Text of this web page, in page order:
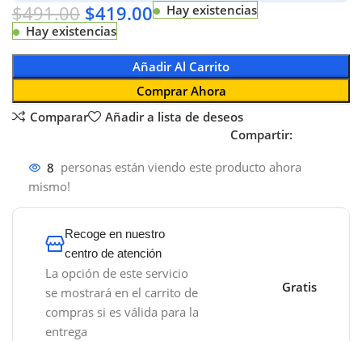
$491.00 $419.00
Hay existencias
Hay existencias
Añadir Al Carrito
Comprar Ahora
Comparar
Añadir a lista de deseos
Compartir:
8 personas están viendo este producto ahora
mismo!
Recoge en nuestro
centro de atención
La opción de este servicio
se mostrará en el carrito de
compras si es válida para la
entrega
Gratis